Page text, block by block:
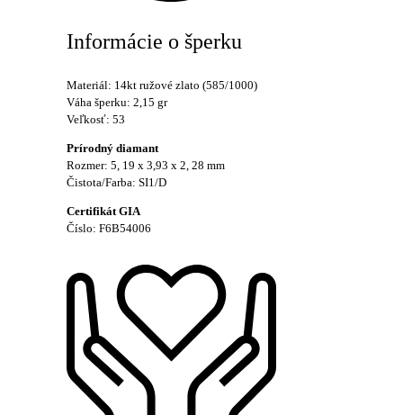
Informácie o šperku
Materiál: 14kt ružové zlato (585/1000)
Váha šperku: 2,15 gr
Veľkosť: 53
Prírodný diamant
Rozmer: 5, 19 x 3,93 x 2, 28 mm
Čistota/Farba: SI1/D
Certifikát GIA
Číslo: F6B54006